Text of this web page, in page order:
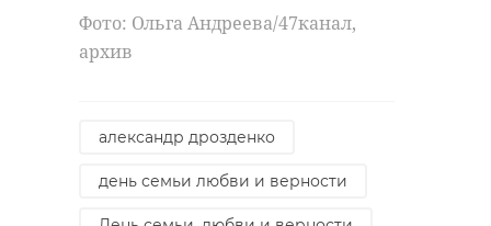
Фото: Ольга Андреева/47канал,
архив
александр дрозденко
день семьи любви и верности